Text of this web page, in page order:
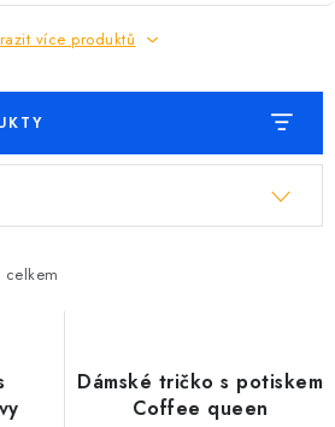
více produktů
celkem
Dámské tričko s potiskem
Coffee queen